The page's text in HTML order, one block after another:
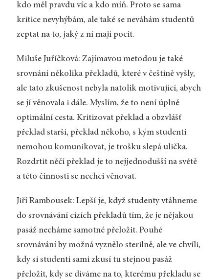
kdo měl pravdu víc a kdo míň. Proto se sama
kritice nevyhýbám, ale také se neváhám studentů
zeptat na to, jaký z ní mají pocit.
Miluše Juříčková: Zajímavou metodou je také
srovnání několika překladů, které v češtině vyšly,
ale tato zkušenost nebyla natolik motivující, abych
se jí věnovala i dále. Myslím, že to není úplně
optimální cesta. Kritizovat překlad a obzvlášť
překlad starší, překlad někoho, s kým studenti
nemohou komunikovat, je trošku slepá ulička.
Rozdrtit něčí překlad je to nejjednodušší na světě
a této činnosti se nechci věnovat.
Jiří Rambousek: Lepší je, když studenty vtáhneme
do srovnávání cizích překladů tím, že je nějakou
pasáž necháme samotné přeložit. Pouhé
srovnávání by možná vyznělo sterilně, ale ve chvíli,
kdy si studenti sami zkusí tu stejnou pasáž
přeložit, kdy se díváme na to, kterému překladu se